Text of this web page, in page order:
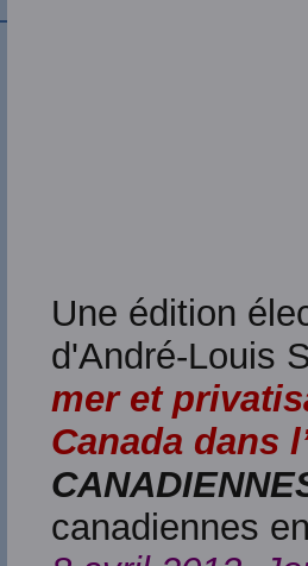
Une édition
d'André-Louis
mer et
Canada dans
canadiennes